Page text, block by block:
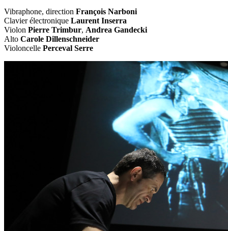
Vibraphone, direction François Narboni
Clavier électronique Laurent Inserra
Violon Pierre Trimbur, Andrea Gandecki
Alto Carole Dillenschneider
Violoncelle Perceval Serre